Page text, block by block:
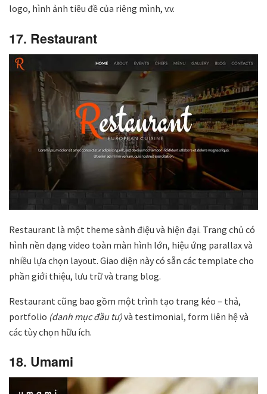
logo, hình ảnh tiêu đề của riêng mình, v.v.
17. Restaurant
Restaurant là một theme sành điệu và hiện đại. Trang chủ có
hình nền dạng video toàn màn hình lớn, hiệu ứng parallax và
nhiều lựa chọn layout. Giao diện này có sẵn các template cho
phần giới thiệu, lưu trữ và trang blog.
Restaurant cũng bao gồm một trình tạo trang kéo – thả,
portfolio (danh mục đầu tư)và testimonial, form liên hệ và
các tùy chọn hữu ích.
18. Umami